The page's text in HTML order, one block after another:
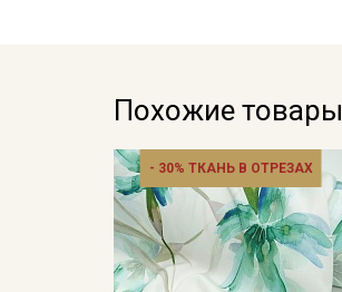
Похожие товары
- 30% ТКАНЬ В ОТРЕЗАХ